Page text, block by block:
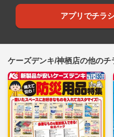
アプリでチラ
ケーズデンキ/神栖店の他のチ